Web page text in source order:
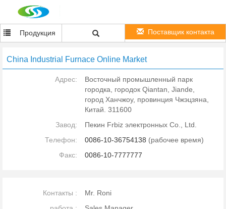
Продукция Поставщик контакта
China Industrial Furnace Online Market
Адрес:
Восточный промышленный парк
городка, городок Qiantan, Jiande,
город Ханчжоу, провинция Чжэцзяна,
Китай. 311600
Завод:
Пекин Frbiz электронных Co., Ltd.
Телефон:
0086-10-36754138 (рабочее время)
Факс:
0086-10-7777777
Контакты :
Mr. Roni